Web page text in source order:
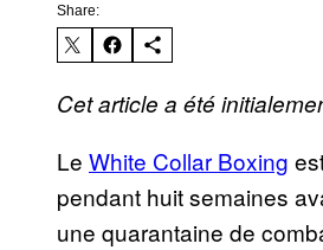
Share:
Cet article a été
Le White Collar Boxing
pendant huit semaines
une quarantaine de